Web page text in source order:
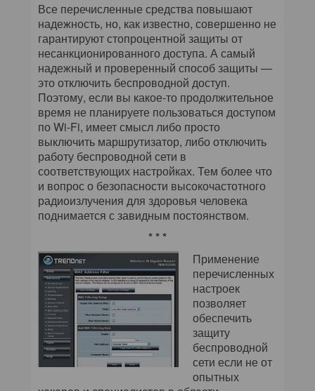
Все перечисленные средства повышают
надежность, но, как известно, совершенно не
гарантируют стопроцентной защиты от
несанкционированного доступа. А самый
надежный и проверенный способ защиты —
это отключить беспроводной доступ.
Поэтому, если вы какое-то продолжительное
время не планируете пользоваться доступом
по Wi-Fi, имеет смысл либо просто
выключить маршрутизатор, либо отключить
работу беспроводной сети в
соответствующих настройках. Тем более что
и вопрос о безопасности высокочастотного
радиоизлучения для здоровья человека
поднимается с завидным постоянством.
* * *
Применение
перечисленных
настроек
позволяет
обеспечить
защиту
беспроводной
сети если не от
опытных